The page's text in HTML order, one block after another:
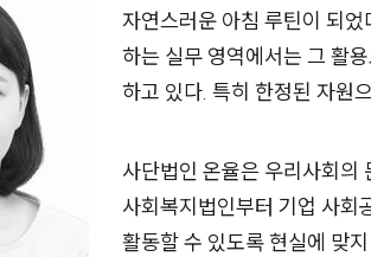
자연스러운 아침 루틴이 되
하는 실무 영역에서는 그 활
하고 있다. 특히 한정된 자원
사단법인 온율은 우리사회의
사회복지법인부터 기업 사회
활동할 수 있도록 현실에 맞